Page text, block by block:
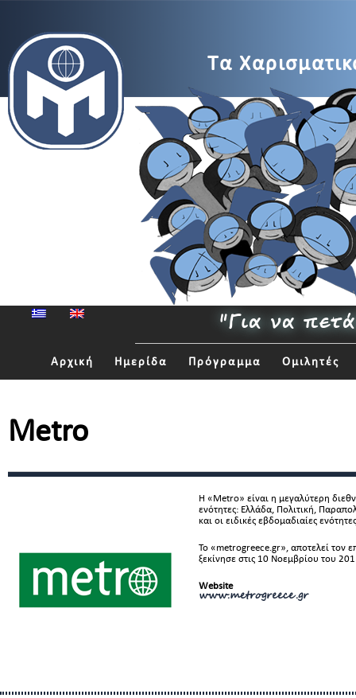
MENSA
Τα
Μουσικής
Αθηνών
"Για να
Αρχική Ημερίδα Πρόγραμμα Ομιλητές
Metro
Η «Metro» είναι η μεγαλύτερη
ενότητες: Ελλάδα, Πολιτική,
και οι ειδικές εβδομαδιαίες
Το «metrogreece.gr», αποτελεί τον
ξεκίνησε στις 10 Νοεμβρίου του
Website
www.metrogreece.gr